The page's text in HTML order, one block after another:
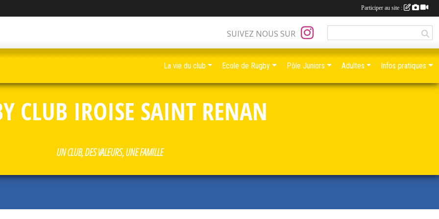
CLUB IROISE SAINT RENAN
UN CLUB, DES VALEURS, UNE FAMILLE
SUIVEZ NOUS SUR
La vie du club Ecole de Rugby Pôle Juniors Adultes Infos pratiques
Participer au site :